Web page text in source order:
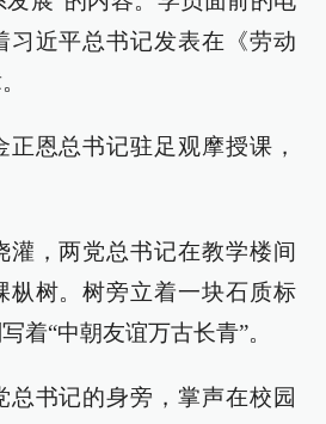
习近平总书记发表在《劳动
恩总书记驻足观摩授课，
灌，两党总书记在教学楼间
枞树。树旁立着一块石质标
着“中朝友谊万古长青”。
总书记的身旁，掌声在校园